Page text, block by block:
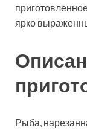
ярко
Рыба,